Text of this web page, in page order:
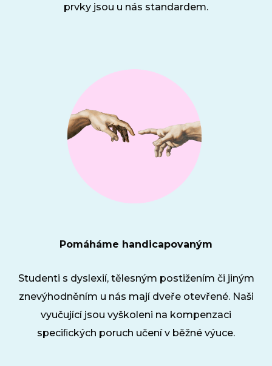
prvky jsou u nás standardem.
Pomáháme handicapovaným
Studenti s dyslexií, tělesným postižením či jiným
znevýhodněním u nás mají dveře otevřené. Naši
vyučující jsou vyškoleni na kompenzaci
speciﬁckých poruch učení v běžné výuce.